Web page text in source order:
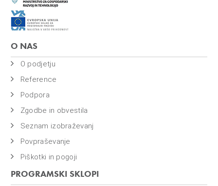
O NAS
O podjetju
Reference
Podpora
Zgodbe in obvestila
Seznam izobraževanj
Povpraševanje
Piškotki in pogoji
PROGRAMSKI SKLOPI